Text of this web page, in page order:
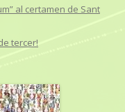
al certamen de Sant
tercer!